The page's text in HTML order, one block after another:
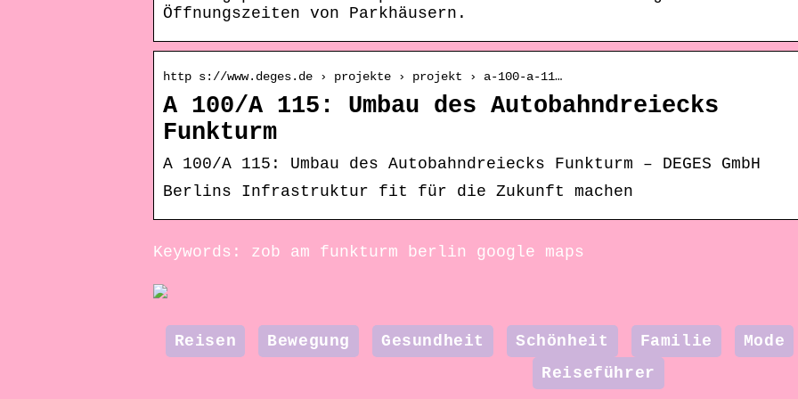
Öffnungszeiten von Parkhäusern.
http s://www.deges.de › projekte › projekt › a-100-a-11…
A 100/A 115: Umbau des Autobahndreiecks
Funkturm
A 100/A 115: Umbau des Autobahndreiecks Funkturm – DEGES GmbH
Berlins Infrastruktur fit für die Zukunft machen
Keywords: zob am funkturm berlin google maps
Reisen Bewegung Gesundheit Schönheit Familie Mode
Reiseführer